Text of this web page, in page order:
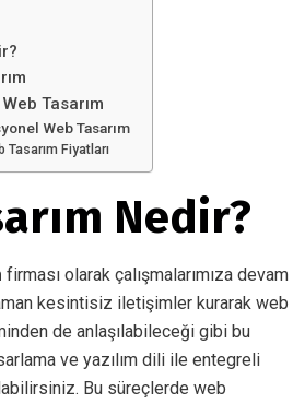
Tasarım
Web Tasarım
Tasarım Fiyatları
Nedir?
firması olarak çalışmalarımıza devam
kesintisiz iletişimler kurarak web
de anlaşılabileceği gibi bu
ve yazılım dili ile entegreli
Bu süreçlerde web